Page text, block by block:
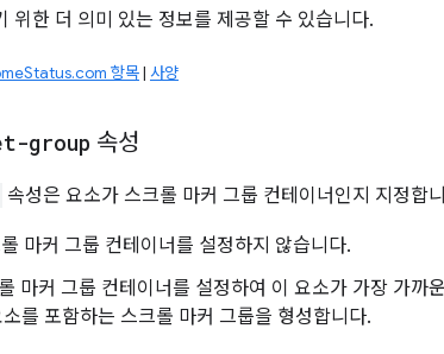
위한 더 의미 있는 정보를 제공할 수 있습니다.
항목| 사양
group 속성
속성은 요소가 스크롤 마커 그룹 컨테이너인지 지정합
마커 그룹 컨테이너를 설정하지 않습니다.
마커 그룹 컨테이너를 설정하여 이 요소가 가장 가까
를 포함하는 스크롤 마커 그룹을 형성합니다.